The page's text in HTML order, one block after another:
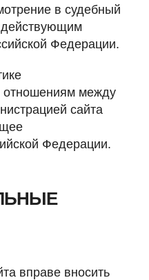
в судебный
действующим
Федерации.
отношениям между
сайта
Федерации.
вправе вносить